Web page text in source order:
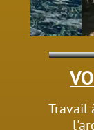
Travail